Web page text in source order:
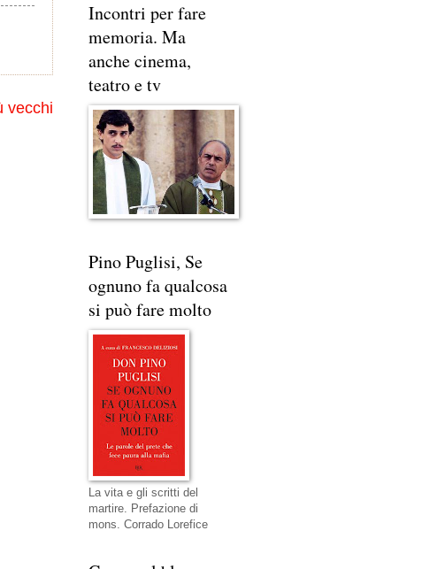
vecchi
Incontri per fare
memoria. Ma
anche cinema,
teatro e tv
Pino Puglisi, Se
ognuno fa qualcosa
si può fare molto
La vita e gli scritti del
martire. Prefazione di
mons. Corrado Lorefice